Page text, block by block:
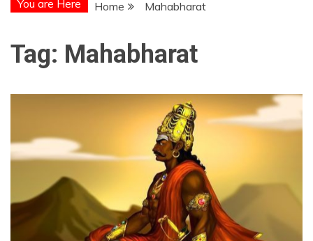
You are Here Home Mahabharat
Tag: Mahabharat